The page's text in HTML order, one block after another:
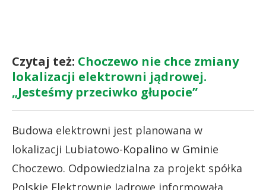
Czytaj też: Choczewo nie chce zmiany
lokalizacji elektrowni jądrowej.
„Jesteśmy przeciwko głupocie”
Budowa elektrowni jest planowana w
lokalizacji Lubiatowo-Kopalino w Gminie
Choczewo. Odpowiedzialna za projekt spółka
Polskie Elektrownie Jądrowe informowała